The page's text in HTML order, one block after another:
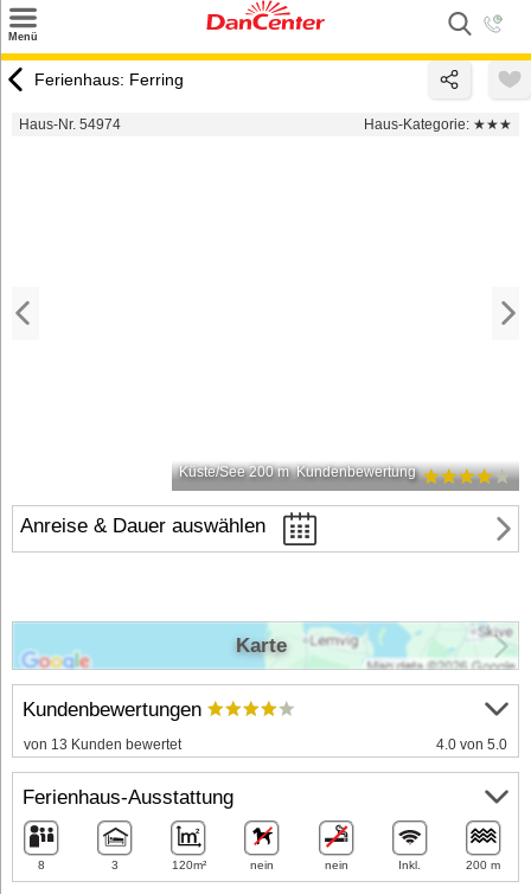
Menü
Urlaubsziele
Ferienhaus: Ferring
Haus-Nr. 54974 Haus-Kategorie: ★★★
Küste/See 200 m Kundenbewertung
Anreise & Dauer auswählen
Kundenbewertungen
von 13 Kunden bewertet 4.0 von 5.0
Ferienhaus-Ausstattung
8 3 120m² nein nein Inkl. 200 m
Karte